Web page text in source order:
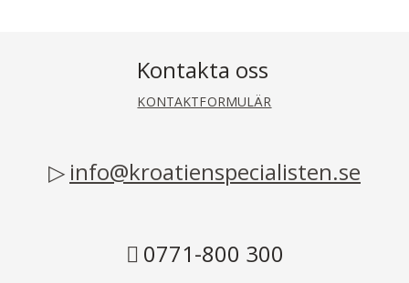
Kontakta oss
KONTAKTFORMULÄR
info@kroatienspecialisten.se
0771-800 300